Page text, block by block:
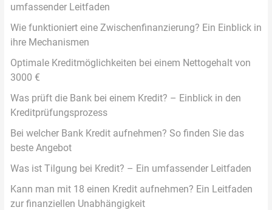
umfassender Leitfaden
Wie funktioniert eine Zwischenfinanzierung? Ein Einblick in
ihre Mechanismen
Optimale Kreditmöglichkeiten bei einem Nettogehalt von
3000 €
Was prüft die Bank bei einem Kredit? – Einblick in den
Kreditprüfungsprozess
Bei welcher Bank Kredit aufnehmen? So finden Sie das
beste Angebot
Was ist Tilgung bei Kredit? – Ein umfassender Leitfaden
Kann man mit 18 einen Kredit aufnehmen? Ein Leitfaden
zur finanziellen Unabhängigkeit